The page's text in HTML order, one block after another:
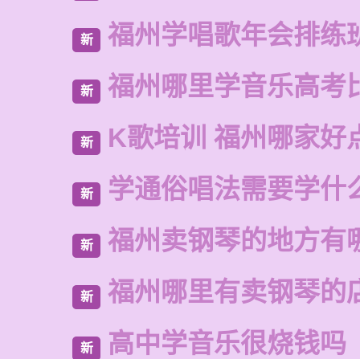
新 福州学唱歌年会排练
新 福州哪里学音乐高考
新 K歌培训 福州哪家好
新 学通俗唱法需要学什
新 福州卖钢琴的地方有
新 福州哪里有卖钢琴的
新 高中学音乐很烧钱吗